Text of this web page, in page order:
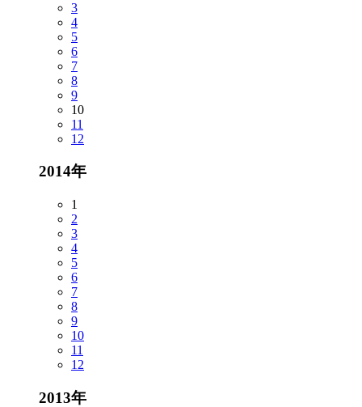
3
4
5
6
7
8
9
10
11
12
2014年
1
2
3
4
5
6
7
8
9
10
11
12
2013年